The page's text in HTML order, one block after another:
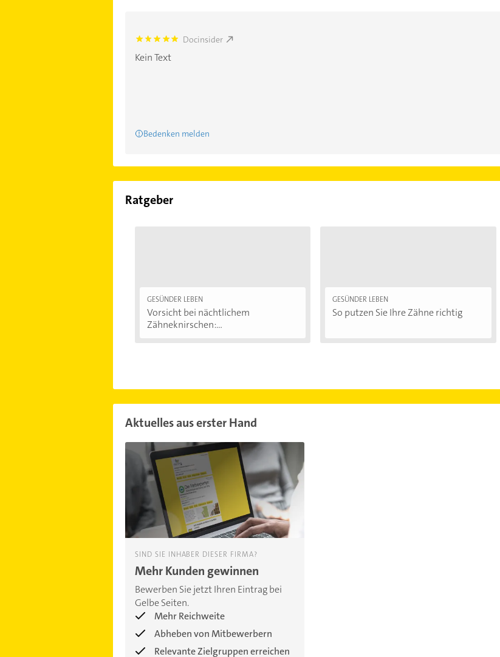
5.0 Docinsider
Kein Text
Bedenken melden
Ratgeber
GESÜNDER LEBEN
Vorsicht bei nächtlichem
Zähneknirschen:...
GESÜNDER LEBEN
So putzen Sie Ihre Zähne richtig
Aktuelles aus erster Hand
SIND SIE INHABER DIESER FIRMA?
Mehr Kunden gewinnen
Bewerben Sie jetzt Ihren Eintrag bei
Gelbe Seiten.
Mehr Reichweite
Abheben von Mitbewerbern
Relevante Zielgruppen erreichen